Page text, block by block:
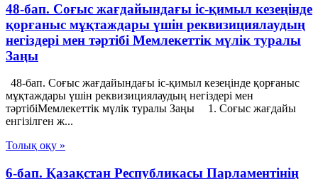
48-бап. Соғыс жағдайындағы іс-қимыл кезеңінде
қорғаныс мұқтаждары үшін реквизициялаудың
негіздері мен тәртібі Мемлекеттік мүлік туралы
Заңы
48-бап. Соғыс жағдайындағы іс-қимыл кезеңінде қорғаныс
мұқтаждары үшін реквизициялаудың негіздері мен
тәртібіМемлекеттік мүлік туралы Заңы 1. Соғыс жағдайы
енгізілген ж...
Толық оқу »
6-бап. Қазақстан Республикасы Парламентiнің